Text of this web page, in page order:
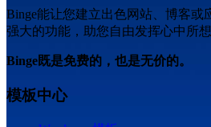
Binge能让您建立出色网站、博客或
强大的功能，助您自由发挥心中所想
Binge既是免费的，也是无价的。
模板中心